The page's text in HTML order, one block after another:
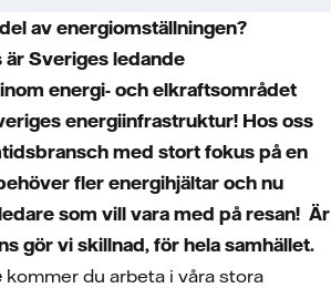
av energiomställningen?
Sveriges ledande
energi- och elkraftsområdet
energiinfrastruktur! Hos oss
med stort fokus på en
fler energihjältar och nu
som vill vara med på resan! Är
gör vi skillnad, för hela samhället.
kommer du arbeta i våra stora